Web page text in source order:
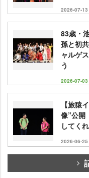
2026-07-13
83歳・
孫と初
ャルゲ
う
2026-07-03
【旅猿
像”公開
してく
2026-06-25